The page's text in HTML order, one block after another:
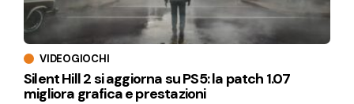
VIDEOGIOCHI
Silent Hill 2 si aggiorna su PS5: la patch 1.07
migliora grafica e prestazioni